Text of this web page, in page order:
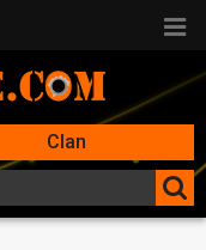
Clan